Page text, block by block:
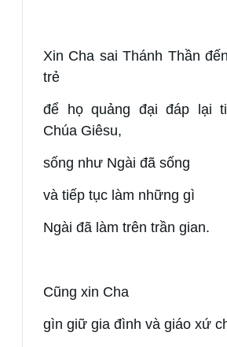
Xin Cha sai Thánh Thần
trẻ
để họ quảng đại đáp lại
Chúa Giêsu,
sống như Ngài đã sống
và tiếp tục làm những gì
Ngài đã làm trên trần gian.
Cũng xin Cha
gìn giữ gia đình và giáo xứ